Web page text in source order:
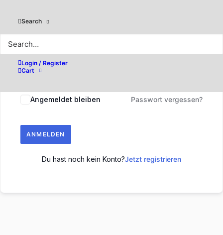
Search
Login / Register
Cart
Angemeldet bleiben Passwort vergessen?
ANMELDEN
Du hast noch kein Konto?Jetzt registrieren